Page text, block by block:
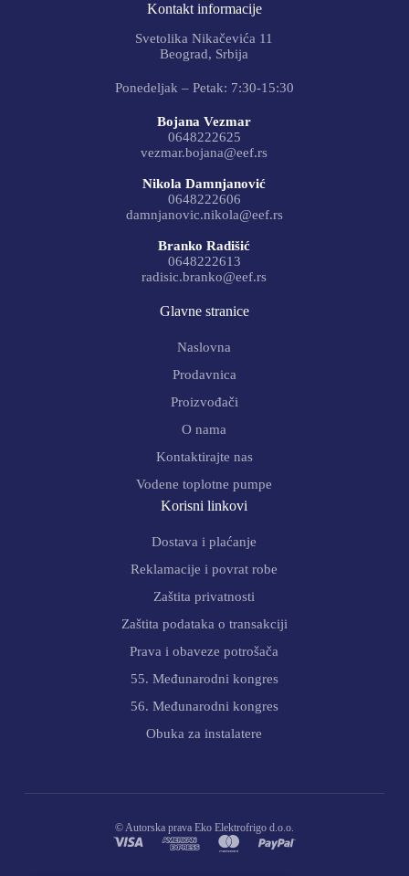
Kontakt informacije
Svetolika Nikačevića 11
Beograd, Srbija
Ponedeljak – Petak: 7:30-15:30
Bojana Vezmar
0648222625
vezmar.bojana@eef.rs
Nikola Damnjanović
0648222606
damnjanovic.nikola@eef.rs
Branko Radišić
0648222613
radisic.branko@eef.rs
Glavne stranice
Naslovna
Prodavnica
Proizvođači
O nama
Kontaktirajte nas
Vodene toplotne pumpe
Korisni linkovi
Dostava i plaćanje
Reklamacije i povrat robe
Zaštita privatnosti
Zaštita podataka o transakciji
Prava i obaveze potrošača
55. Međunarodni kongres
56. Međunarodni kongres
Obuka za instalatere
© Autorska prava Eko Elektrofrigo d.o.o.